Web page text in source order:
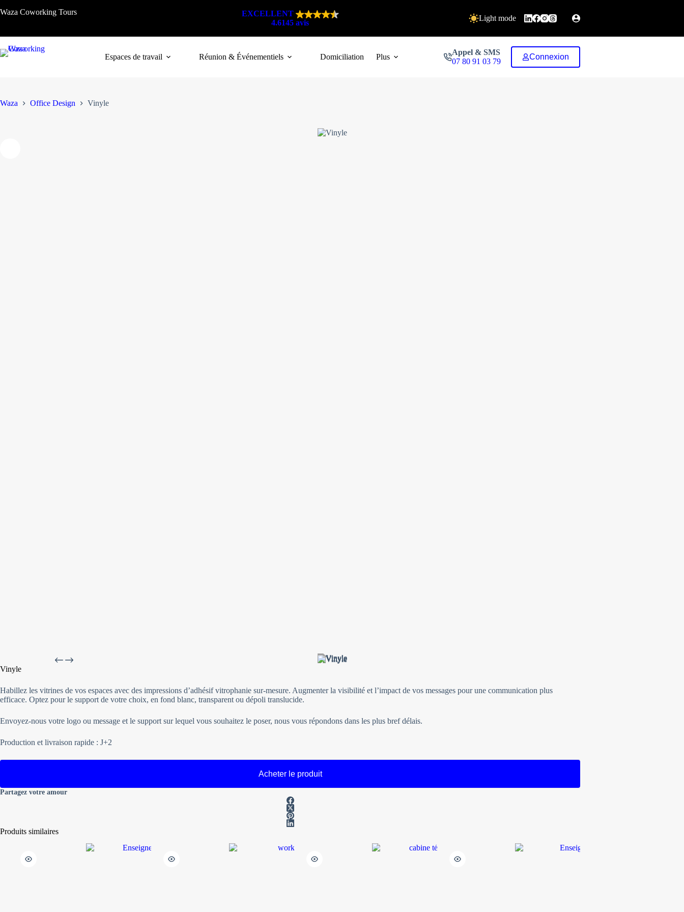
au
Waza Coworking Tours
EXCELLENT
4.6145 avis
Light mode
Espaces de travail Réunion & Événementiels Domiciliation Plus
Appel & SMS
07 80 91 03 79
Connexion
Waza Office Design Vinyle
Vinyle
Habillez les vitrines de vos espaces avec des impressions d’adhésif vitrophanie sur-mesure. Augmenter la visibilité et l’impact de vos messages pour une communication plus
efficace. Optez pour le support de votre choix, en fond blanc, transparent ou dépoli translucide.
Envoyez-nous votre logo ou message et le support sur lequel vous souhaitez le poser, nous vous répondons dans les plus bref délais.
Production et livraison rapide : J+2
Acheter le produit
Partagez votre amour
Produits similaires